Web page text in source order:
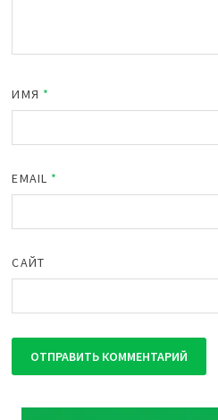
ИМЯ *
EMAIL *
САЙТ